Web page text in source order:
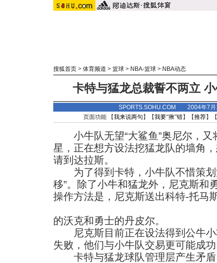
搜狐首页 > 体育频道 > 篮球 > NBA-篮球 > NBA动态
卡特与猛龙总裁誓不两立
SPORTS.SOHU.COM 2004年7
页面功能 【我来说两句 】【我要“揪”错】【推荐】
小牛队无望“大鲨鱼”奥尼尔，又
星，正在想方设法挖猛龙队的墙角
请到达拉斯。
为了得到卡特，小牛队不惜策划
移”。除了小牛和猛龙外，尼克斯和
操作方法是，尼克斯送出科特-托马
的沃克和勇士的丹皮尔。
尼克斯目前正在设法得到公牛小
失败，他们与小牛队交易更可能成
卡特与猛龙球队管理层产生矛盾